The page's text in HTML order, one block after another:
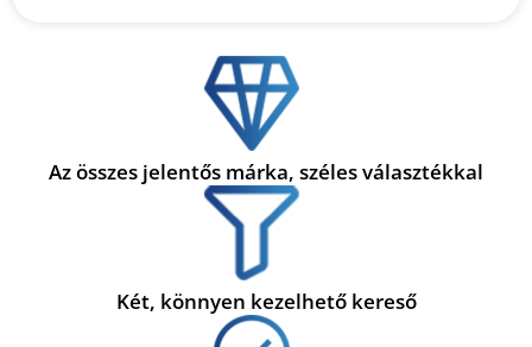
Az összes jelentős márka, széles választékkal
Két, könnyen kezelhető kereső